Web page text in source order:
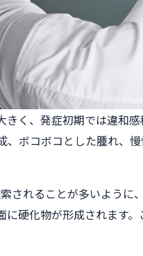
く、発症初期では違和
、ボコボコとした腫れ、
されることが多いよう
硬化物が形成されます